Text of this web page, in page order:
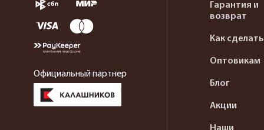
Официальный партнер
Гарантия и
возврат
Как
Оптовикам
Блог
Акции